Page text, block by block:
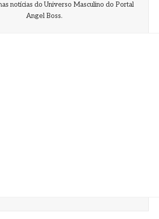
notícias do Universo Masculino do Portal
Angel Boss.